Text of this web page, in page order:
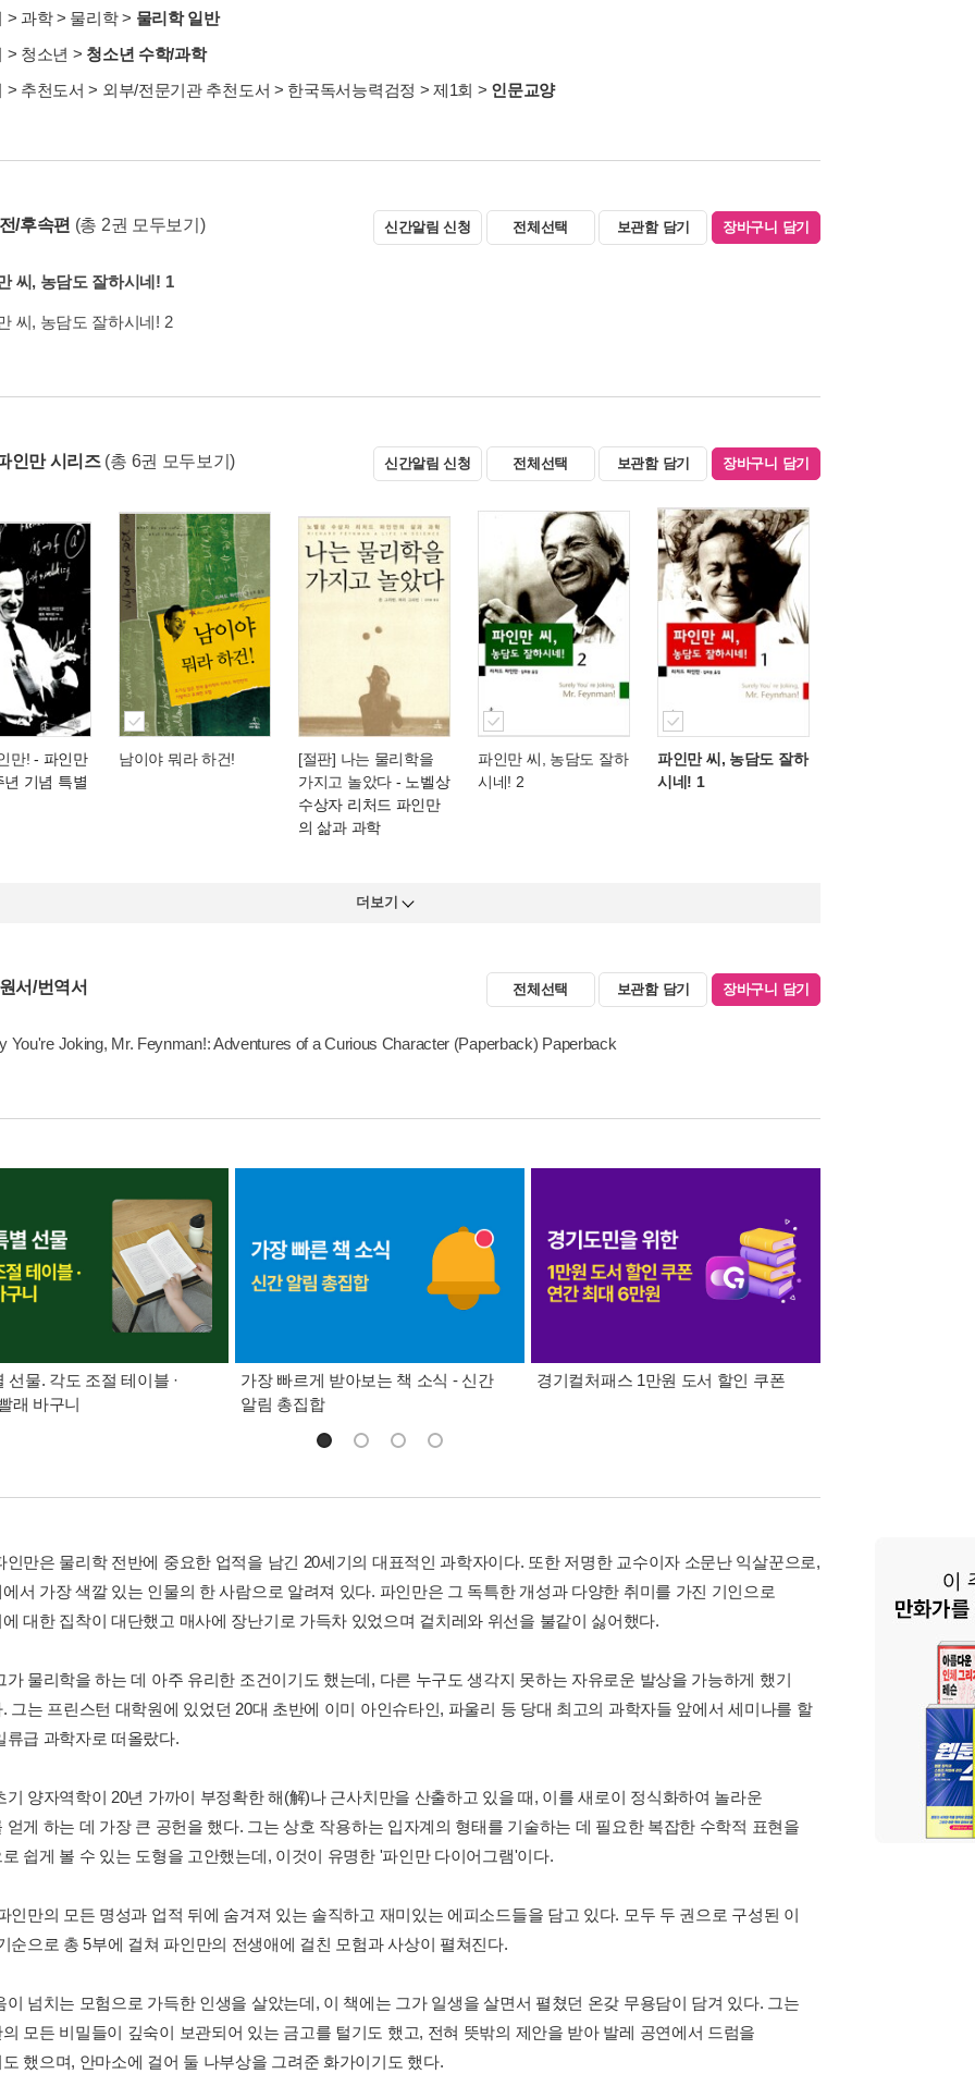
> 과학> 물리학> 물리학 일반
> 청소년 > 청소년 수학/과학
> 추천도서 > 외부/전문기관 추천도서 > 한국독서능력검정 >제1회 > 인문교양
/후속편 (총 2권 모두보기) 신간알림 신청 전체선택 보관함 담기 장바구니 담기
씨, 농담도 잘하시네! 1
씨, 농담도 잘하시네! 2
인만 시리즈 (총 6권 모두보기) 신간알림 신청 전체선택 보관함 담기 장바구니 담기
만! - 파인만
기념 특별
남이야 뭐라 하건!
[절판] 나는 물리학을
가지고 놀았다 - 노벨상
수상자 리처드 파인만
의 삶과 과학
파인만 씨, 농담도 잘하
시네! 2
파인만 씨, 농담도 잘하
시네! 1
더보기
서/번역서 전체선택 보관함 담기 장바구니 담기
You're Joking, Mr. Feynman!: Adventures of a Curious Character (Paperback) Paperback
선물. 각도 조절 테이블 ·
래 바구니
가장 빠르게 받아보는 책 소식 - 신간
알림 총집합
경기컬처패스 1만원 도서 할인 쿠폰
인만은 물리학 전반에 중요한 업적을 남긴 20세기의 대표적인 과학자이다. 또한 저명한 교수이자 소문난 익살꾼으로,
서 가장 색깔 있는 인물의 한 사람으로 알려져 있다. 파인만은 그 독특한 개성과 다양한 취미를 가진 기인으로
대한 집착이 대단했고 매사에 장난기로 가득차 있었으며 겉치레와 위선을 불같이 싫어했다.
가 물리학을 하는 데 아주 유리한 조건이기도 했는데, 다른 누구도 생각지 못하는 자유로운 발상을 가능하게 했기
그는 프린스턴 대학원에 있었던 20대 초반에 이미 아인슈타인, 파울리 등 당대 최고의 과학자들 앞에서 세미나를 할
류급 과학자로 떠올랐다.
기 양자역학이 20년 가까이 부정확한 해(解)나 근사치만을 산출하고 있을 때, 이를 새로이 정식화하여 놀라운
얻게 하는 데 가장 큰 공헌을 했다. 그는 상호 작용하는 입자계의 형태를 기술하는 데 필요한 복잡한 수학적 표현을
쉽게 볼 수 있는 도형을 고안했는데, 이것이 유명한 '파인만 다이어그램'이다.
인만의 모든 명성과 업적 뒤에 숨겨져 있는 솔직하고 재미있는 에피소드들을 담고 있다. 모두 두 권으로 구성된 이
순으로 총 5부에 걸쳐 파인만의 전생애에 걸친 모험과 사상이 펼쳐진다.
이 넘치는 모험으로 가득한 인생을 살았는데, 이 책에는 그가 일생을 살면서 펼쳤던 온갖 무용담이 담겨 있다. 그는
모든 비밀들이 깊숙이 보관되어 있는 금고를 털기도 했고, 전혀 뜻밖의 제안을 받아 발레 공연에서 드럼을
했으며, 안마소에 걸어 둘 나부상을 그려준 화가이기도 했다.